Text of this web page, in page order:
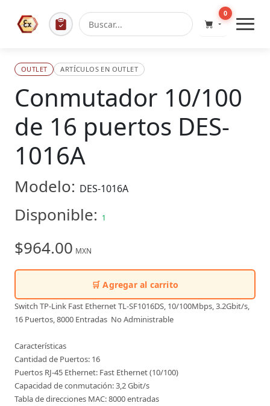
0
OUTLET ARTÍCULOS EN OUTLET
Conmutador 10/100
de 16 puertos DES-
1016A
Modelo: DES-1016A
Disponible: 1
$964.00 MXN
🛒 Agregar al carrito
Switch TP-Link Fast Ethernet TL-SF1016DS, 10/100Mbps, 3.2Gbit/s,
16 Puertos, 8000 Entradas  No Administrable
Características
Cantidad de Puertos: 16
Puertos RJ-45 Ethernet: Fast Ethernet (10/100)
Capacidad de conmutación: 3,2 Gbit/s
Tabla de direcciones MAC: 8000 entradas